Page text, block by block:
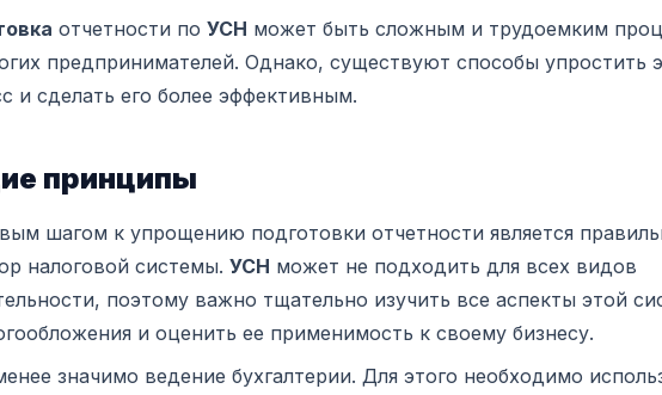
отчетности по УСН может быть сложным и трудоемким
предпринимателей. Однако, существуют способы упростить
и сделать его более эффективным.
принципы
шагом к упрощению подготовки отчетности является
налоговой системы. УСН может не подходить для всех видов
поэтому важно тщательно изучить все аспекты этой
и оценить ее применимость к своему бизнесу.
значимо ведение бухгалтерии. Для этого необходимо